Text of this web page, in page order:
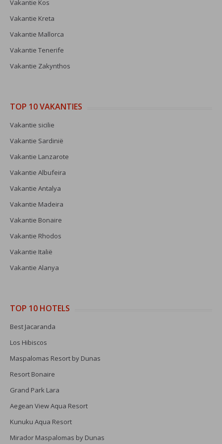
Vakantie Kos
Vakantie Kreta
Vakantie Mallorca
Vakantie Tenerife
Vakantie Zakynthos
TOP 10 VAKANTIES
Vakantie sicilie
Vakantie Sardinië
Vakantie Lanzarote
Vakantie Albufeira
Vakantie Antalya
Vakantie Madeira
Vakantie Bonaire
Vakantie Rhodos
Vakantie Italië
Vakantie Alanya
TOP 10 HOTELS
Best Jacaranda
Los Hibiscos
Maspalomas Resort by Dunas
Resort Bonaire
Grand Park Lara
Aegean View Aqua Resort
Kunuku Aqua Resort
Mirador Maspalomas by Dunas